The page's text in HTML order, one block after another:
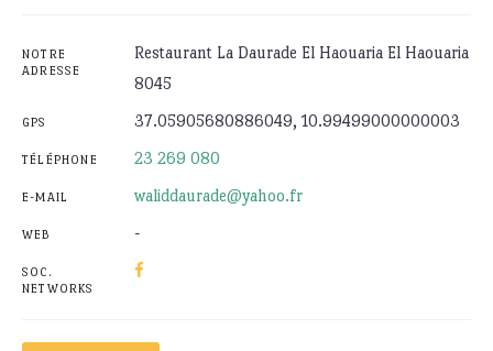
NOTRE
ADRESSE
Restaurant La Daurade El Haouaria El Haouaria
8045
GPS 37.05905680886049, 10.99499000000003
TÉLÉPHONE 23 269 080
E-MAIL waliddaurade@yahoo.fr
WEB -
SOC.
NETWORKS